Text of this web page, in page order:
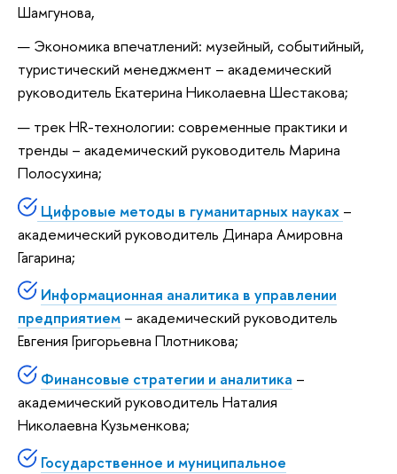
Шамгунова,
Экономика впечатлений: музейный, событийный,
туристический менеджмент – академический
руководитель Екатерина Николаевна Шестакова;
трек HR-технологии: современные практики и
тренды – академический руководитель Марина
Полосухина;
Цифровые методы в гуманитарных науках –
академический руководитель Динара Амировна
Гагарина;
Информационная аналитика в управлении
предприятием – академический руководитель
Евгения Григорьевна Плотникова;
Финансовые стратегии и аналитика –
академический руководитель Наталия
Николаевна Кузьменкова;
Государственное и муниципальное